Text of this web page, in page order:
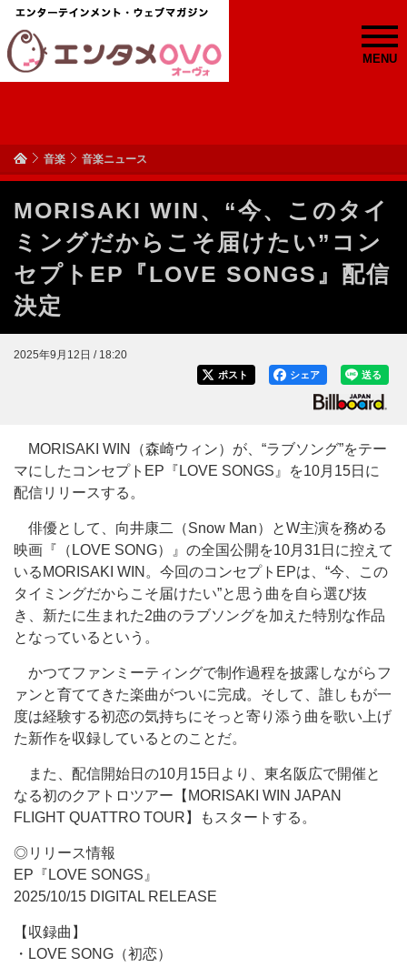
MENU
音楽 音楽ニュース
MORISAKI WIN、“今、このタイ
ミングだからこそ届けたい”コン
セプトEP『LOVE SONGS』配信
決定
2025年9月12日 / 18:20
送る
シェア
ポスト
MORISAKI WIN（森崎ウィン）が、“ラブソング”をテー
マにしたコンセプトEP『LOVE SONGS』を10月15日に
配信リリースする。
俳優として、向井康二（Snow Man）とW主演を務める
映画『（LOVE SONG）』の全国公開を10月31日に控えて
いるMORISAKI WIN。今回のコンセプトEPは、“今、この
タイミングだからこそ届けたい”と思う曲を自ら選び抜
き、新たに生まれた2曲のラブソングを加えた特別な作品
となっているという。
かつてファンミーティングで制作過程を披露しながらフ
ァンと育ててきた楽曲がついに完成。そして、誰しもが一
度は経験する初恋の気持ちにそっと寄り添う曲を歌い上げ
た新作を収録しているとのことだ。
また、配信開始日の10月15日より、東名阪広で開催と
なる初のクアトロツアー【MORISAKI WIN JAPAN
FLIGHT QUATTRO TOUR】もスタートする。
◎リリース情報
EP『LOVE SONGS』
2025/10/15 DIGITAL RELEASE
【収録曲】
・LOVE SONG（初恋）